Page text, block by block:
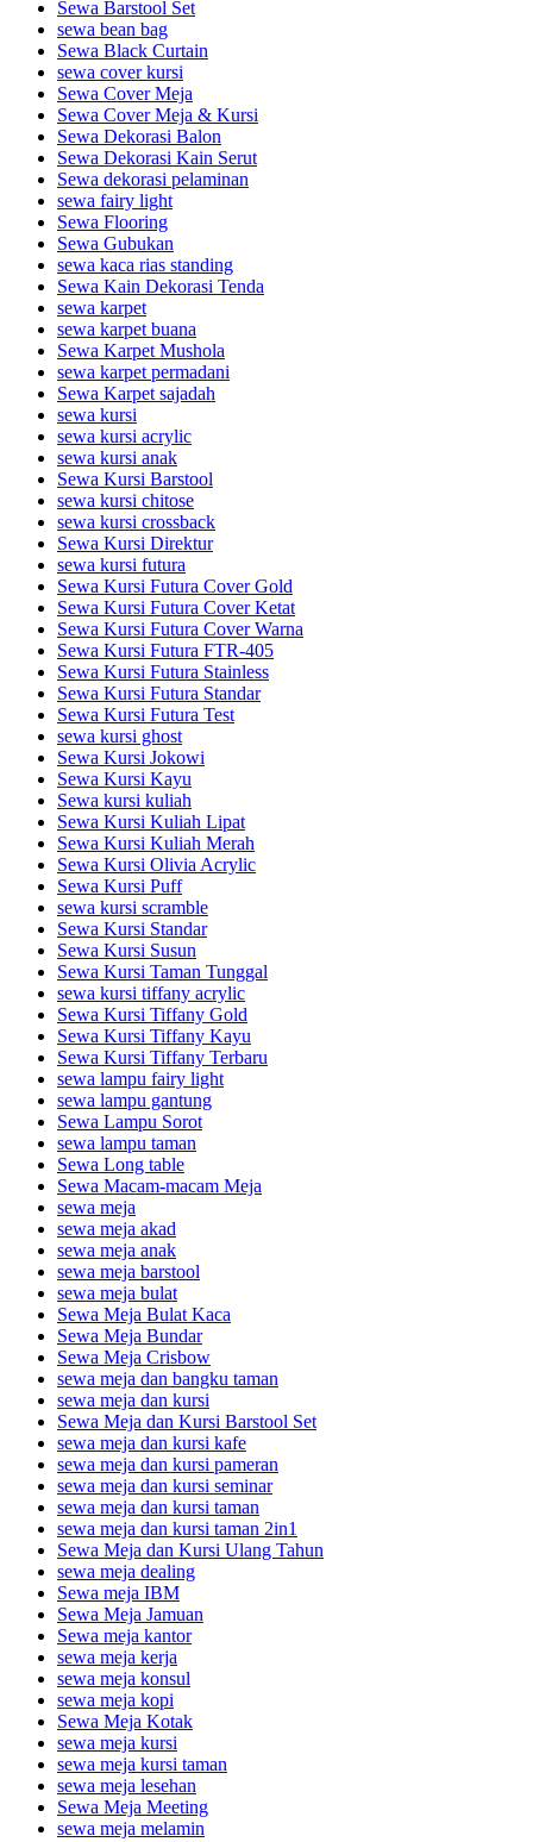
Sewa Barstool Set
sewa bean bag
Sewa Black Curtain
sewa cover kursi
Sewa Cover Meja
Sewa Cover Meja & Kursi
Sewa Dekorasi Balon
Sewa Dekorasi Kain Serut
Sewa dekorasi pelaminan
sewa fairy light
Sewa Flooring
Sewa Gubukan
sewa kaca rias standing
Sewa Kain Dekorasi Tenda
sewa karpet
sewa karpet buana
Sewa Karpet Mushola
sewa karpet permadani
Sewa Karpet sajadah
sewa kursi
sewa kursi acrylic
sewa kursi anak
Sewa Kursi Barstool
sewa kursi chitose
sewa kursi crossback
Sewa Kursi Direktur
sewa kursi futura
Sewa Kursi Futura Cover Gold
Sewa Kursi Futura Cover Ketat
Sewa Kursi Futura Cover Warna
Sewa Kursi Futura FTR-405
Sewa Kursi Futura Stainless
Sewa Kursi Futura Standar
Sewa Kursi Futura Test
sewa kursi ghost
Sewa Kursi Jokowi
Sewa Kursi Kayu
Sewa kursi kuliah
Sewa Kursi Kuliah Lipat
Sewa Kursi Kuliah Merah
Sewa Kursi Olivia Acrylic
Sewa Kursi Puff
sewa kursi scramble
Sewa Kursi Standar
Sewa Kursi Susun
Sewa Kursi Taman Tunggal
sewa kursi tiffany acrylic
Sewa Kursi Tiffany Gold
Sewa Kursi Tiffany Kayu
Sewa Kursi Tiffany Terbaru
sewa lampu fairy light
sewa lampu gantung
Sewa Lampu Sorot
sewa lampu taman
Sewa Long table
Sewa Macam-macam Meja
sewa meja
sewa meja akad
sewa meja anak
sewa meja barstool
sewa meja bulat
Sewa Meja Bulat Kaca
Sewa Meja Bundar
Sewa Meja Crisbow
sewa meja dan bangku taman
sewa meja dan kursi
Sewa Meja dan Kursi Barstool Set
sewa meja dan kursi kafe
sewa meja dan kursi pameran
sewa meja dan kursi seminar
sewa meja dan kursi taman
sewa meja dan kursi taman 2in1
Sewa Meja dan Kursi Ulang Tahun
sewa meja dealing
Sewa meja IBM
Sewa Meja Jamuan
Sewa meja kantor
sewa meja kerja
sewa meja konsul
sewa meja kopi
Sewa Meja Kotak
sewa meja kursi
sewa meja kursi taman
sewa meja lesehan
Sewa Meja Meeting
sewa meja melamin